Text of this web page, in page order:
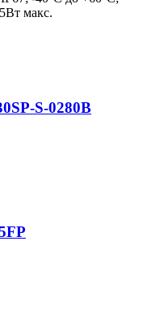
макс.
S-0280B